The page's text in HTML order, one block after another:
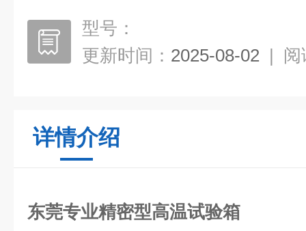
型号：
更新时间： 2025-08-02 | 阅
详情介绍
东莞专业精密型高温试验箱